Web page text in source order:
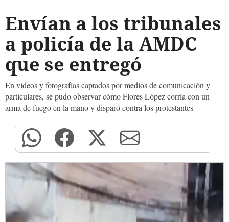
Envían a los tribunales
a policía de la AMDC
que se entregó
En videos y fotografías captados por medios de comunicación y
particulares, se pudo observar cómo Flores López corría con un
arma de fuego en la mano y disparó contra los protestantes